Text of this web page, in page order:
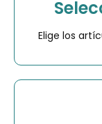
Elige los